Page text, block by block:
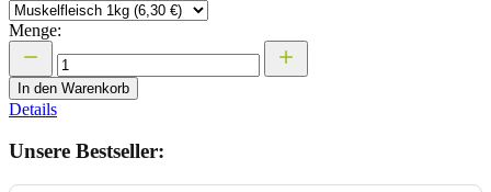
Menge:
In den Warenkorb
Details
Unsere Bestseller: